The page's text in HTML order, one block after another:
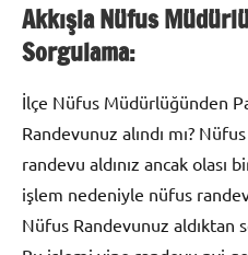
Akkışla Nüfus
Sorgulama:
İlçe Nüfus Müdürlüğünden
Randevunuz alındı mı?
randevu aldınız ancak olası
işlem nedeniyle nüfus
Nüfus Randevunuz aldıktan